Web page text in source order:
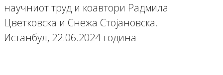
научниот труд и коавтори Радмила
Цветковска и Снежа Стојановска.
Истанбул, 22.06.2024 година